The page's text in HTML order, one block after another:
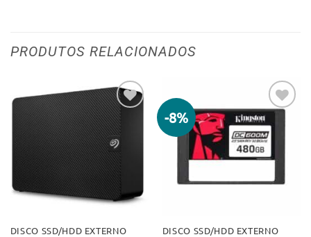
PRODUTOS RELACIONADOS
Adicionar
aos meus
desejos
DISCO SSD/HDD EXTERNO
-8%
Adicionar
aos meus
desejos
DISCO SSD/HDD EXTERNO